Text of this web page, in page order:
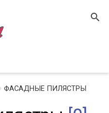
search
ФАСАДНЫЕ ПИЛЯСТРЫ